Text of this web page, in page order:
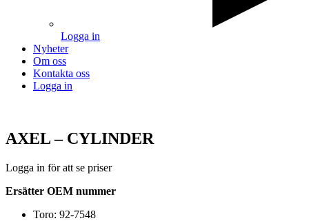
Logga in
Nyheter
Om oss
Kontakta oss
Logga in
AXEL – CYLINDER
Logga in för att se priser
Ersätter OEM nummer
Toro: 92-7548